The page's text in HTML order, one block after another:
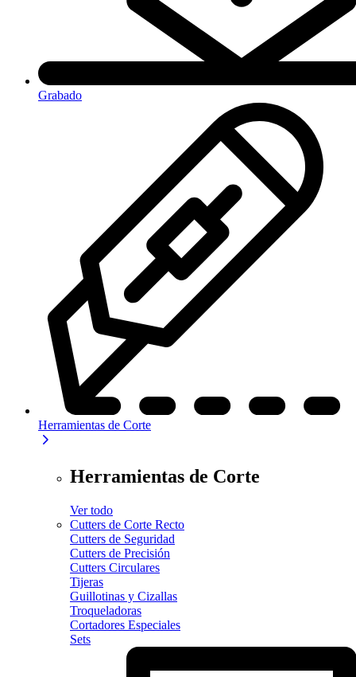
Grabado
Herramientas de Corte
Herramientas de Corte
Ver todo
Cutters de Corte Recto
Cutters de Seguridad
Cutters de Precisión
Cutters Circulares
Tijeras
Guillotinas y Cizallas
Troqueladoras
Cortadores Especiales
Sets